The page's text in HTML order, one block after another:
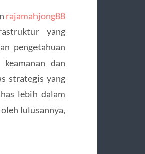
rajamahjong88
yang
pengetahuan
dan
strategis yang
lebih dalam
lulusannya,